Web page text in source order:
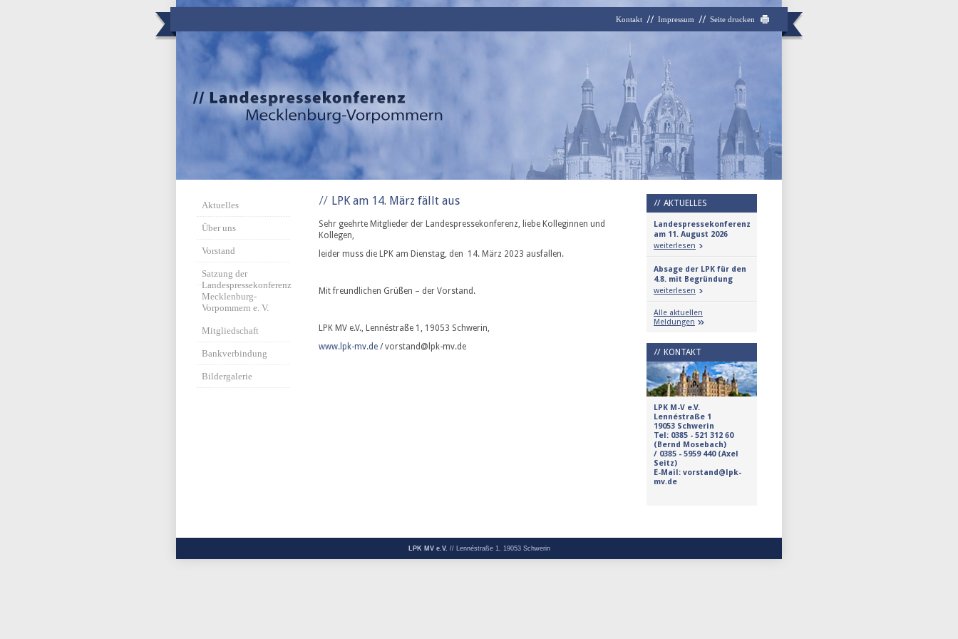
Kontakt Impressum Seite drucken
Aktuelles
Über uns
Vorstand
Satzung der
Landespressekonferenz
Mecklenburg-
Vorpommern e. V.
Mitgliedschaft
Bankverbindung
Bildergalerie
LPK am 14. März fällt aus
Sehr geehrte Mitglieder der Landespressekonferenz, liebe Kolleginnen und
Kollegen,
leider muss die LPK am Dienstag, den 14. März 2023 ausfallen.
Mit freundlichen Grüßen – der Vorstand.
LPK MV e.V., Lennéstraße 1, 19053 Schwerin,
www.lpk-mv.de / vorstand@lpk-mv.de
AKTUELLES
Landespressekonferenz
am 11. August 2026
weiterlesen
Absage der LPK für den
4.8. mit Begründung
weiterlesen
Alle aktuellen
Meldungen
KONTAKT
LPK M-V e.V.
Lennéstraße 1
19053 Schwerin
Tel: 0385 - 521 312 60
(Bernd Mosebach)
/ 0385 - 5959 440 (Axel
Seitz)
E-Mail: vorstand@lpk-
mv.de
LPK MV e.V. // Lennéstraße 1, 19053 Schwerin